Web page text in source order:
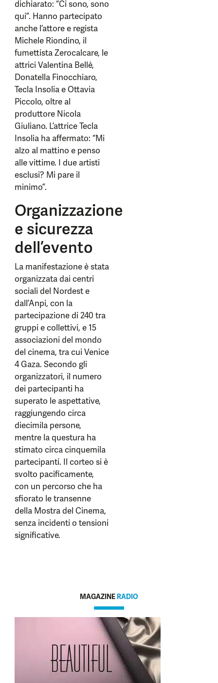
dichiarato: “Ci sono, sono
qui”. Hanno partecipato
anche l’attore e regista
Michele Riondino, il
fumettista Zerocalcare, le
attrici Valentina Bellè,
Donatella Finocchiaro,
Tecla Insolia e Ottavia
Piccolo, oltre al
produttore Nicola
Giuliano. L’attrice Tecla
Insolia ha affermato: “Mi
alzo al mattino e penso
alle vittime. I due artisti
esclusi? Mi pare il
minimo”.
Organizzazione
e sicurezza
dell’evento
La manifestazione è stata
organizzata dai centri
sociali del Nordest e
dall’Anpi, con la
partecipazione di 240 tra
gruppi e collettivi, e 15
associazioni del mondo
del cinema, tra cui Venice
4 Gaza. Secondo gli
organizzatori, il numero
dei partecipanti ha
superato le aspettative,
raggiungendo circa
diecimila persone,
mentre la questura ha
stimato circa cinquemila
partecipanti. Il corteo si è
svolto pacificamente,
con un percorso che ha
sfiorato le transenne
della Mostra del Cinema,
senza incidenti o tensioni
significative.
MAGAZINE RADIO